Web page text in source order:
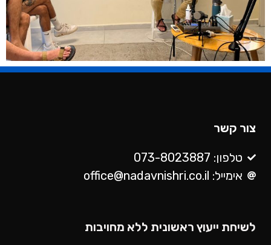
צור קשר
טלפון: 073-8023887
אימייל: office@nadavnishri.co.il
לשיחת ייעוץ ראשונית ללא מחויבות